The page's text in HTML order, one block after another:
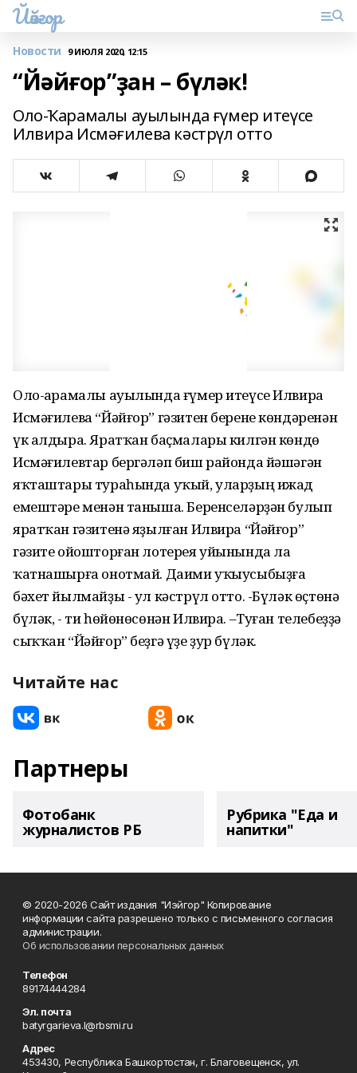
Йәйғор
Новости 9 ИЮЛЯ 2020, 12:15
“Йәйғор”ҙан – бүләк!
Оло-Ҡарамалы ауылында ғүмер итеүсе
Илвира Исмәғилева кәстрүл отто
Оло-Ҡарамалы ауылында ғүмер итеүсе Илвира
Исмәғилева “Йәйғор” гәзитен берене көндәренән
үк алдыра. Яратҡан баҫмалары килгән көндө
Исмәғилевтар бергәләп биш районда йәшәгән
яҡташтары тураһында уҡый, уларҙың ижад
емештәре менән таныша. Беренселәрҙән булып
яратҡан гәзитенә яҙылған Илвира “Йәйғор”
гәзите ойошторған лотерея уйынында ла
ҡатнашырға онотмай. Даими уҡыусыбыҙға
бәхет йылмайҙы - ул кәстрүл отто. -Бүләк өҫтөнә
бүләк, - ти һөйөнөсөнән Илвира. –Туған телебеҙҙә
сыҡҡан “Йәйғор” беҙгә үҙе ҙур бүләк.
Читайте нас
Партнеры
Фотобанк
журналистов РБ
Рубрика "Еда и
напитки"
© 2020-2026 Сайт издания "Иэйгор" Копирование
информации сайта разрешено только с письменного согласия
администрации.
Об использовании персональных данных
Телефон
89174444284
Эл. почта
batyrgarieva.l@rbsmi.ru
Адрес
453430, Республика Башкортостан, г. Благовещенск, ул.